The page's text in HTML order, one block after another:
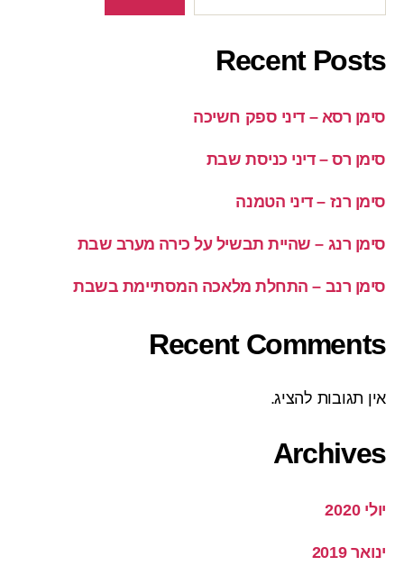
Recent Posts
סימן רסא – דיני ספק חשיכה
סימן רס – דיני כניסת שבת
סימן רנז – דיני הטמנה
סימן רנג – שהיית תבשיל על כירה מערב שבת
סימן רנב – התחלת מלאכה המסתיימת בשבת
Recent Comments
אין תגובות להציג.
Archives
יולי 2020
ינואר 2019